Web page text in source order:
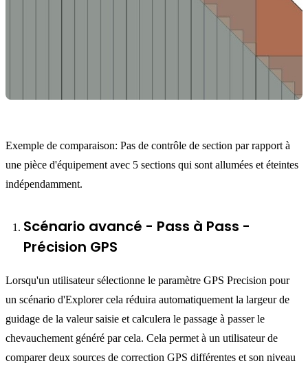
Exemple de comparaison: Pas de contrôle de section par rapport à
une pièce d'équipement avec 5 sections qui sont allumées et éteintes
indépendamment.
Scénario avancé - Pass à Pass -
Précision GPS
Lorsqu'un utilisateur sélectionne le paramètre GPS Precision pour
un scénario d'Explorer cela réduira automatiquement la largeur de
guidage de la valeur saisie et calculera le passage à passer le
chevauchement généré par cela. Cela permet à un utilisateur de
comparer deux sources de correction GPS différentes et son niveau